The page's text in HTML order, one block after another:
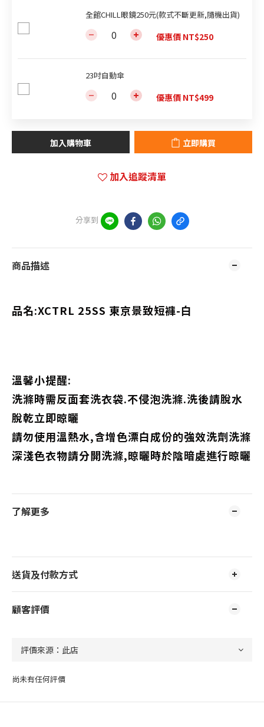
全館CHILL眼鏡250元(款式不斷更新,隨機出貨)
優惠價 NT$250
23吋自動傘
優惠價 NT$499
加入購物車 立即購買
加入追蹤清單
分享到
商品描述
品名:XCTRL 25SS 東京景致短褲-白
溫馨小提醒:
洗滌時需反面套洗衣袋.不侵泡洗滌.洗後請脫水
脫乾立即晾曬
請勿使用溫熱水,含增色漂白成份的強效洗劑洗滌
深淺色衣物請分開洗滌,晾曬時於陰暗處進行晾曬
了解更多
送貨及付款方式
顧客評價
尚未有任何評價